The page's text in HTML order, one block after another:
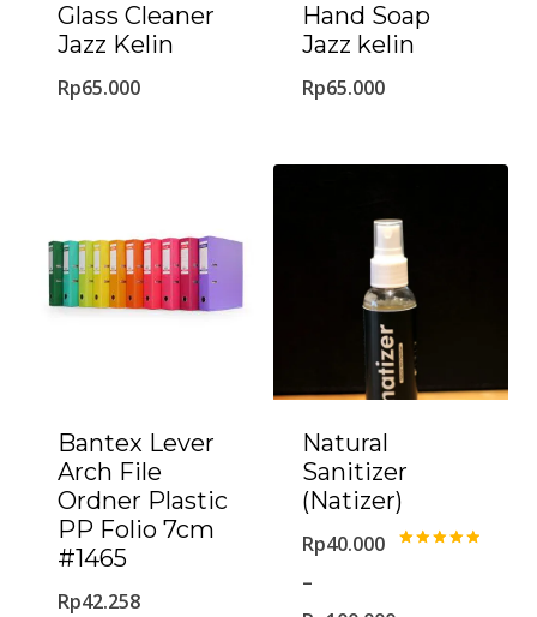
Glass Cleaner
Jazz Kelin
Rp65.000
Hand Soap
Jazz kelin
Rp65.000
Bantex Lever
Arch File
Ordner Plastic
PP Folio 7cm
#1465
Rp42.258
Natural
Sanitizer
(Natizer)
Rp40.000
–